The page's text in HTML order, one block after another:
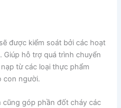
được kiểm soát bởi các hoạt
Giúp hỗ trợ quá trình chuyển
từ các loại thực phẩm
con người.
cũng góp phần đốt cháy các